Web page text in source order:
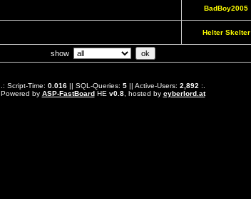
BadBoy2005
Helter Skelter
show
.: Script-Time: 0.016|| SQL-Queries: 5|| Active-Users: 2,892 :.
Powered by ASP-FastBoardHE v0.8, hosted by cyberlord.at